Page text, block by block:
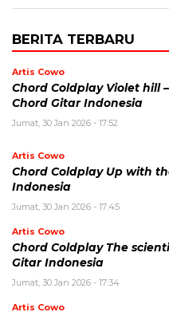
BERITA TERBARU
Artis Cowo
Chord Coldplay Violet hill
Chord Gitar Indonesia
Jumat, 30 Jan 2026 - 17:52
Artis Cowo
Chord Coldplay Up with
Indonesia
Jumat, 30 Jan 2026 - 17:45
Artis Cowo
Chord Coldplay The
Gitar Indonesia
Jumat, 30 Jan 2026 - 17:34
Artis Cowo